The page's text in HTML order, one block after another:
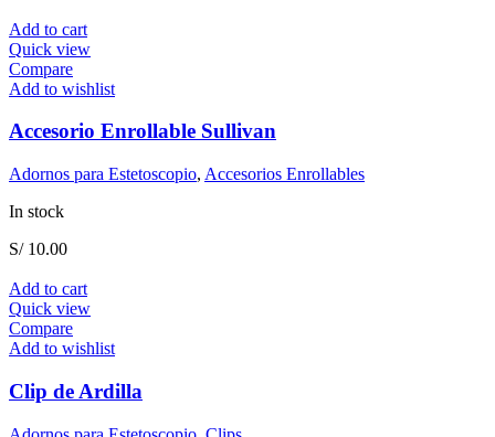
Add to cart
Quick view
Compare
Add to wishlist
Accesorio Enrollable Sullivan
Adornos para Estetoscopio, Accesorios Enrollables
In stock
S/10.00
Add to cart
Quick view
Compare
Add to wishlist
Clip de Ardilla